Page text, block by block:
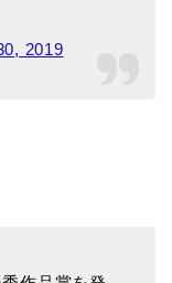
2019